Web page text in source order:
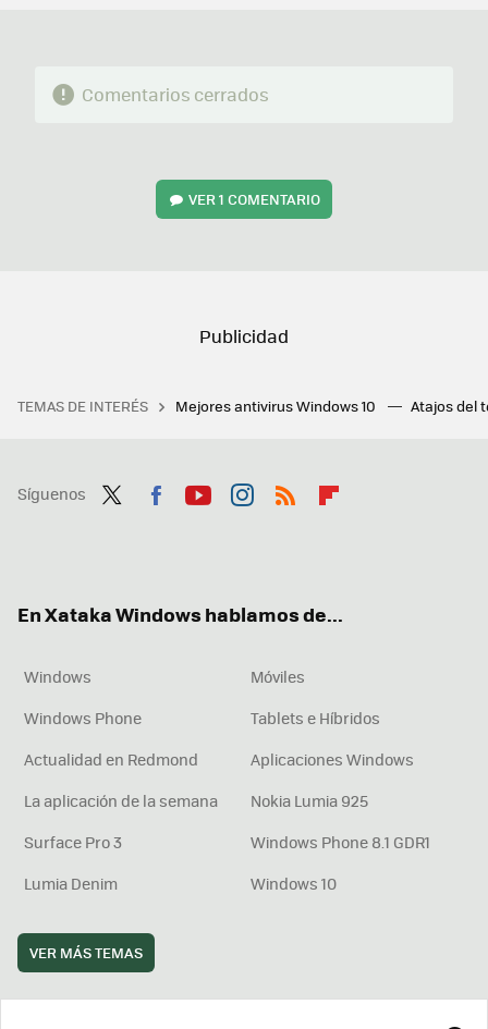
Comentarios cerrados
VER1 COMENTARIO
TEMAS DE INTERÉS Mejores antivirus Windows 10 Atajos del
Síguenos
En Xataka Windows hablamos de...
Windows
Móviles
Windows Phone
Tablets e Híbridos
Actualidad en Redmond
Aplicaciones Windows
La aplicación de la semana
Nokia Lumia 925
Surface Pro 3
Windows Phone 8.1 GDR1
Lumia Denim
Windows 10
VER MÁS TEMAS